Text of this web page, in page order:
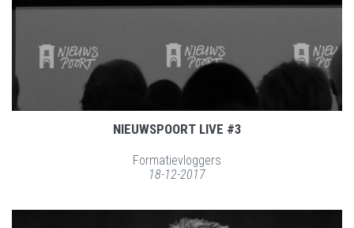
NIEUWSPOORT LIVE #3
Formatievloggers
18-12-2017